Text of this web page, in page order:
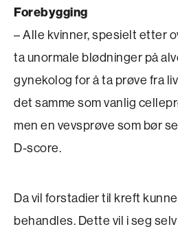
Forebygging
– Alle kvinner, spesielt etter
ta unormale blødninger på
gynekolog for å ta prøve fra
det samme som vanlig
men en vevsprøve som bør
D-score.
Da vil forstadier til kreft
behandles. Dette vil i seg